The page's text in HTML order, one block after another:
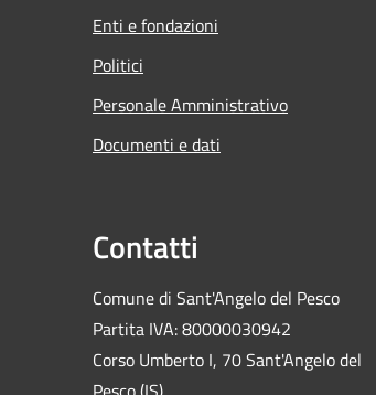
Enti e fondazioni
Politici
Personale Amministrativo
Documenti e dati
Contatti
Comune di Sant'Angelo del Pesco
Partita IVA: 80000030942
Corso Umberto I, 70 Sant'Angelo del